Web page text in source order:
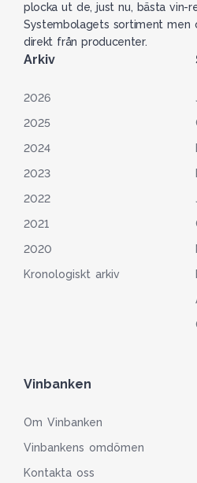
plocka ut de, just nu, bästa vin-
Systembolagets sortiment men
direkt från producenter.
Arkiv
2026
2025
2024
2023
2022
2021
2020
Kronologiskt arkiv
Vinbanken
Om Vinbanken
Vinbankens omdömen
Kontakta oss